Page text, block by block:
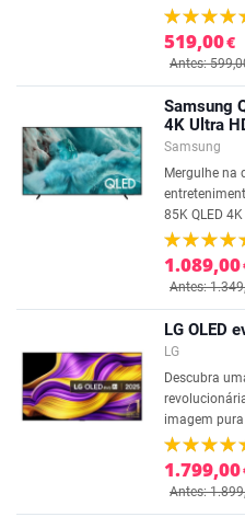
519,00€
Antes:
Samsung
4K Ultra
Samsung
Mergulhe na
85K QLED
1.089,00
Antes:
LG OLED
LG
Descubra
imagem
1.799,00
Antes: